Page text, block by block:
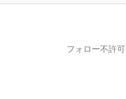
フォロー不許可